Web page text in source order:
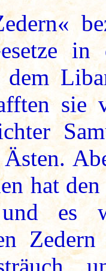
dem
sie
hat
und es